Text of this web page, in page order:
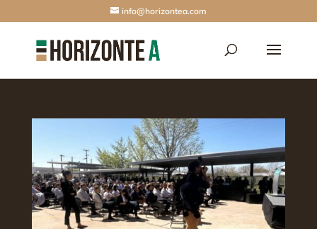
info@horizontea.com